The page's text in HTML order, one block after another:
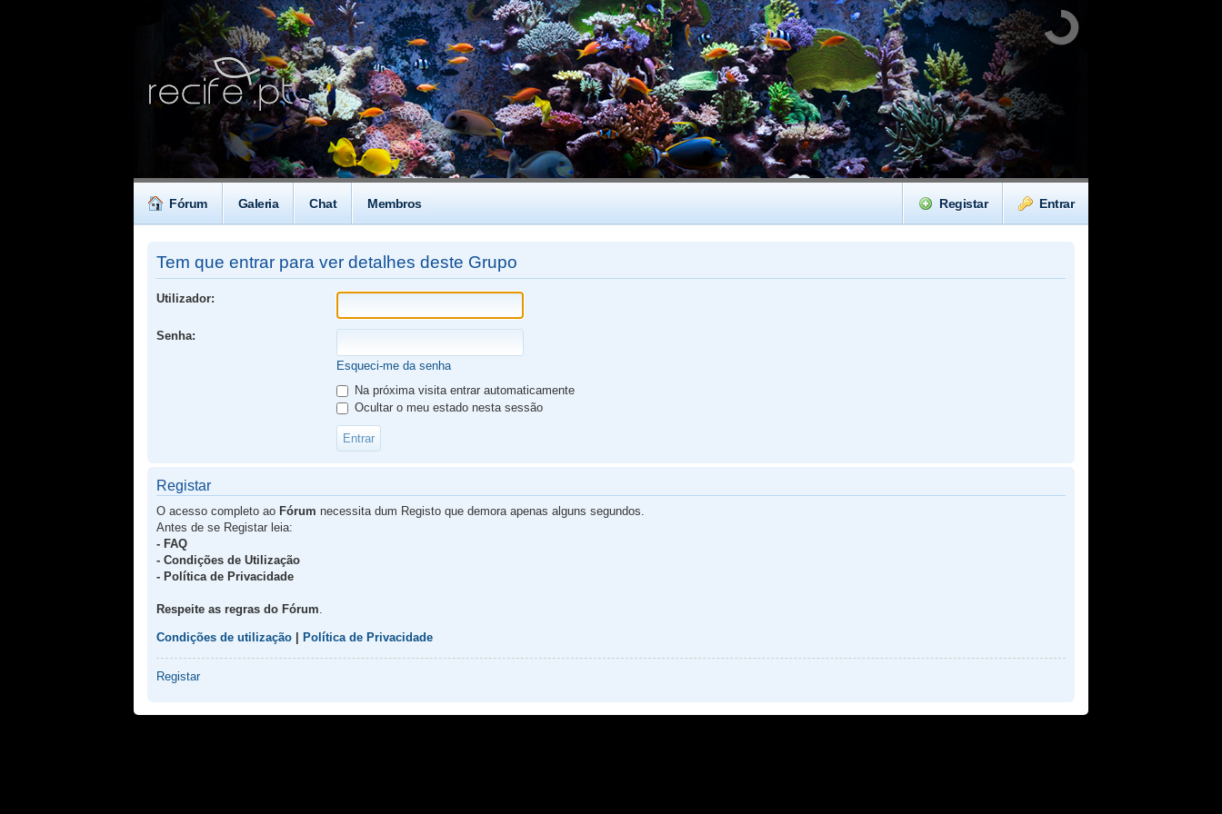
Fórum Galeria Chat Membros Entrar
Registar
Tem que entrar para ver detalhes deste Grupo
Utilizador:
Senha:
Esqueci-me da senha
Na próxima visita entrar automaticamente
Ocultar o meu estado nesta sessão
Registar
O acesso completo ao Fórum necessita dum Registo que demora apenas alguns segundos.
Antes de se Registar leia:
- FAQ
- Condições de Utilização
- Política de Privacidade
Respeite as regras do Fórum
Condições de utilização Política de Privacidade
Registar